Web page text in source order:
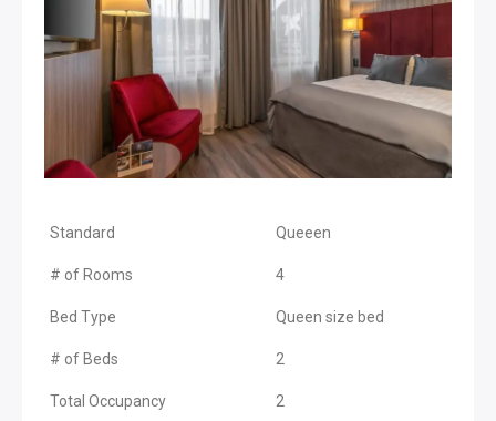
Standard Queeen
# of Rooms 4
Bed Type Queen size bed
# of Beds 2
Total Occupancy 2